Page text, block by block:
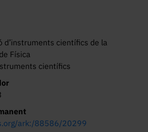
d’instruments científics de la
Física
científics
ark:/88586/20299